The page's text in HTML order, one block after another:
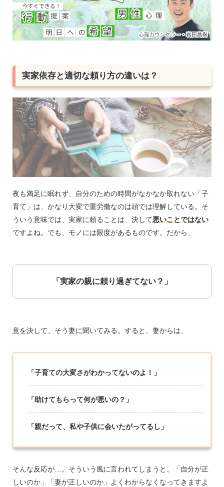
実家依存と適切な頼り方の違いは？
夜も満足に眠れず、自分のための時間がなかなか取れない「子
育て」は、かなり大変で重労働なのは頭では理解している。そ
ういう意味では、実家に頼ることは、決して悪いことではない
ですよね。でも、モノには限度があるものです。だから、
「実家の親に頼り過ぎてない？」
意を決して、そう妻に聞いてみる。すると、妻からは、
「子育ての大変さがわかってないのよ！」
「助けてもらって何が悪いの？」
「親だって、私や子供に会いたがってるし」
そんな反応が…。そういう風に言われてしまうと、「自分が正
しいのか」「妻が正しいのか」よくわからなくなってきますよ